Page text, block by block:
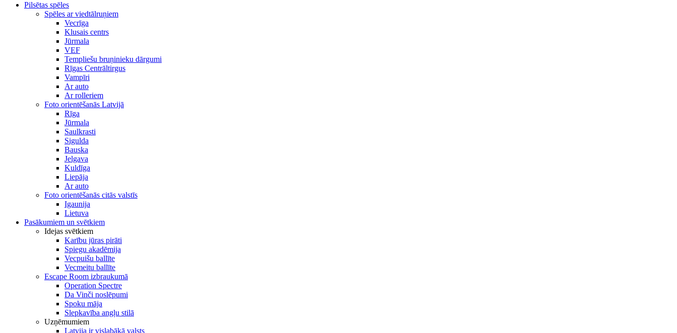
Pilsētas spēles
Spēles ar viedtālruņiem
Vecrīga
Klusais centrs
Jūrmala
VEF
Templiešu bruņinieku dārgumi
Rīgas Centrāltirgus
Vampīri
Ar auto
Ar rolleriem
Foto orientēšanās Latvijā
Rīga
Jūrmala
Saulkrasti
Sigulda
Bauska
Jelgava
Kuldīga
Liepāja
Ar auto
Foto orientēšanās citās valstīs
Igaunija
Lietuva
Pasākumiem un svētkiem
Idejas svētkiem
Karību jūras pirāti
Spiegu akadēmija
Vecpuišu ballīte
Vecmeitu ballīte
Escape Room izbraukumā
Operation Spectre
Da Vinči noslēpumi
Spoku māja
Slepkavība angļu stilā
Uzņēmumiem
Latvija ir vislabākā valsts